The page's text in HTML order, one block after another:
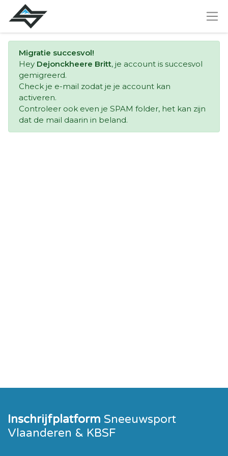
Migratie succesvol!
Hey Dejonckheere Britt, je account is succesvol
gemigreerd.
Check je e-mail zodat je je account kan
activeren.
Controleer ook even je SPAM folder, het kan zijn
dat de mail daarin in beland.
Inschrijfplatform Sneeuwsport
Vlaanderen & KBSF